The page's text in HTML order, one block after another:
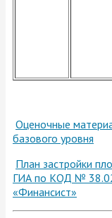
Оценочные
базового уровня
План застройки
ГИА по КОД №
«Финансист»